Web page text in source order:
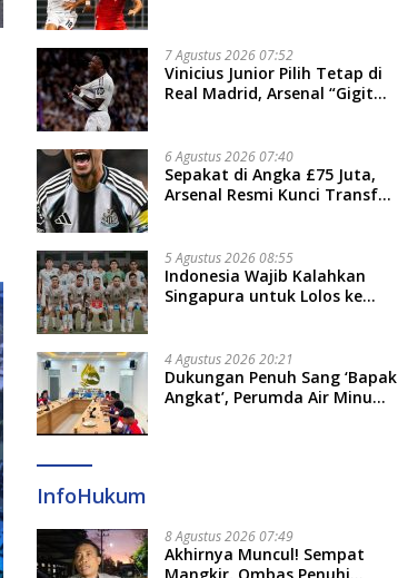
7 Agustus 2026 07:52
Vinicius Junior Pilih Tetap di
Real Madrid, Arsenal “Gigit
6 Agustus 2026 07:40
Sepakat di Angka £75 Juta,
Arsenal Resmi Kunci Transfer
5 Agustus 2026 08:55
Indonesia Wajib Kalahkan
Singapura untuk Lolos ke
4 Agustus 2026 20:21
Dukungan Penuh Sang ‘Bapak
Angkat’, Perumda Air Minum
InfoHukum
8 Agustus 2026 07:49
Akhirnya Muncul! Sempat